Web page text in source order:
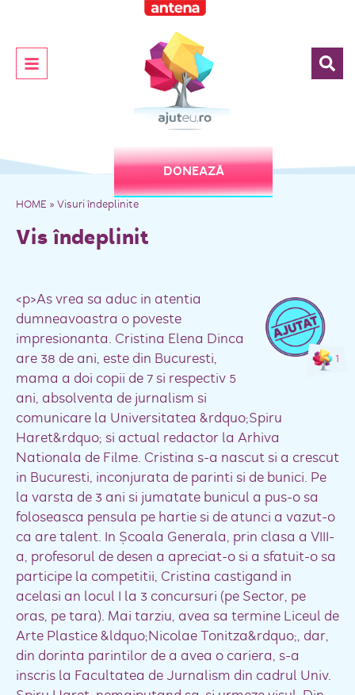
DONEAZĂ
HOME »Visuri îndeplinite
Vis îndeplinit
1
<p>As vrea sa aduc in atentia
dumneavoastra o poveste
impresionanta. Cristina Elena Dinca
are 38 de ani, este din Bucuresti,
mama a doi copii de 7 si respectiv 5
ani, absolventa de jurnalism si
comunicare la Universitatea &rdquo;Spiru
Haret&rdquo; si actual redactor la Arhiva
Nationala de Filme. Cristina s-a nascut si a crescut
in Bucuresti, inconjurata de parinti si de bunici. Pe
la varsta de 3 ani si jumatate bunicul a pus-o sa
foloseasca pensula pe hartie si de atunci a vazut-o
ca are talent. In Școala Generala, prin clasa a VIII-
a, profesorul de desen a apreciat-o si a sfatuit-o sa
participe la competitii, Cristina castigand in
acelasi an locul I la 3 concursuri (pe Sector, pe
oras, pe tara). Mai tarziu, avea sa termine Liceul de
Arte Plastice &ldquo;Nicolae Tonitza&rdquo;, dar,
din dorinta parintilor de a avea o cariera, s-a
inscris la Facultatea de Jurnalism din cadrul Univ.